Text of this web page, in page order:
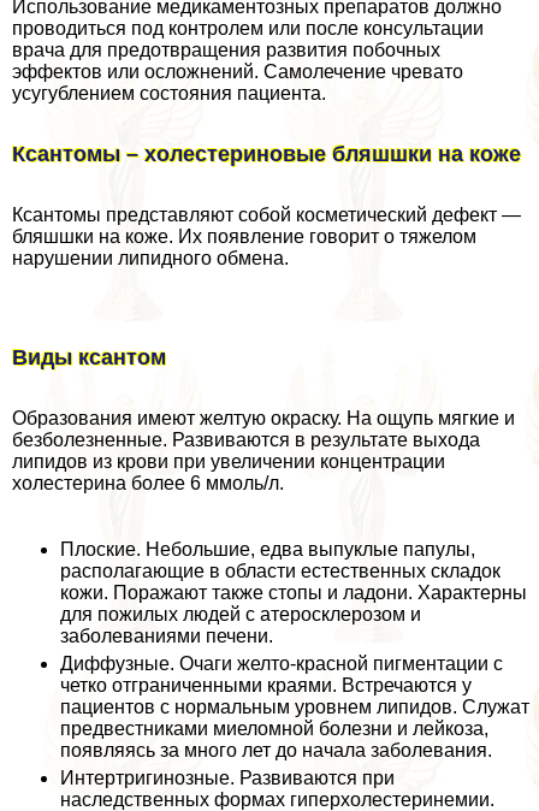
Использование медикаментозных препаратов должно
проводиться под контролем или после консультации
врача для предотвращения развития побочных
эффектов или осложнений. Самолечение чревато
усугублением состояния пациента.
Ксантомы – холестериновые бляшшки на коже
Ксантомы представляют собой косметический дефект —
бляшшки на коже. Их появление говорит о тяжелом
нарушении липидного обмена.
Виды ксантом
Образования имеют желтую окраску. На ощупь мягкие и
безболезненные. Развиваются в результате выхода
липидов из крови при увеличении концентрации
холестерина более 6 ммоль/л.
Плоские. Небольшие, едва выпуклые папулы,
располагающие в области естественных складок
кожи. Поражают также стопы и ладони. Хаpaктерны
для пожилых людей с атеросклерозом и
заболеваниями печени.
Диффузные. Очаги желто-красной пигментации с
четко отграниченными краями. Встречаются у
пациентов с нормальным уровнем липидов. Служат
предвестниками миеломной болезни и лейкоза,
появляясь за много лет до начала заболевания.
Интертригинозные. Развиваются при
наследственных формах гиперхолестеринемии.